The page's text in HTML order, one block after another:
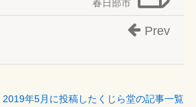
春日部市
Prev
2019年5月に投稿したくじら堂の記事一覧